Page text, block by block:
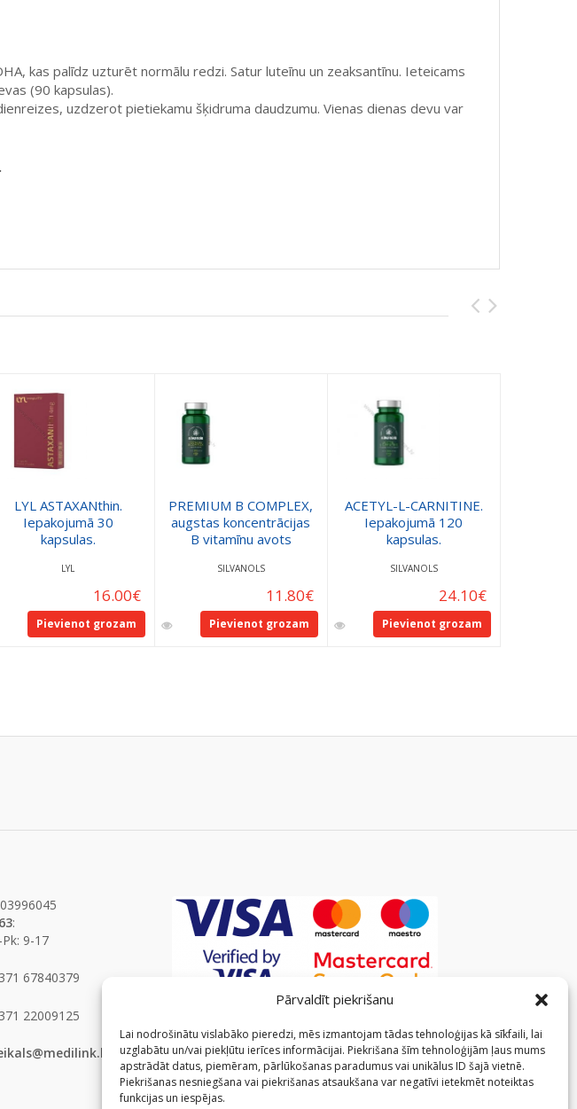
Pārvaldīt piekrišanu
Lai nodrošinātu vislabāko pieredzi, mēs izmantojam tādas tehnoloģijas kā sīkfaili, lai
uzglabātu un/vai piekļūtu ierīces informācijai. Piekrišana šīm tehnoloģijām ļaus mums
apstrādāt datus, piemēram, pārlūkošanas paradumus vai unikālus ID šajā vietnē.
Piekrišanas nesniegšana vai piekrišanas atsaukšana var negatīvi ietekmēt noteiktas
funkcijas un iespējas.
kas palīdz uzturēt normālu redzi. Satur luteīnu un zeaksantīnu. Ieteicams
(90 kapsulas).
uzdzerot pietiekamu šķidruma daudzumu. Vienas dienas devu var
LYL ASTAXANthin.
Iepakojumā 30
kapsulas.
LYL
16.00€
Pievienot grozam
PREMIUM B COMPLEX,
augstas koncentrācijas
B vitamīnu avots
SILVANOLS
11.80€
Pievienot grozam
ACETYL-L-CARNITINE.
Iepakojumā 120
kapsulas.
SILVANOLS
24.10€
Pievienot grozam
:
Pk: 9-17
67840379
22009125